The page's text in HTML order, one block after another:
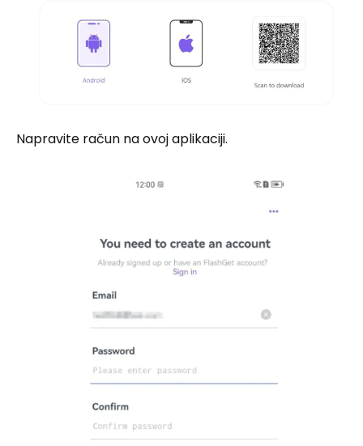
Napravite račun na ovoj aplikaciji.